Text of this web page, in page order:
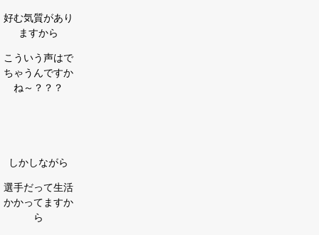
好む気質があり
ますから
こういう声はで
ちゃうんですか
ね～？？？
しかしながら
選手だって生活
かかってますか
ら